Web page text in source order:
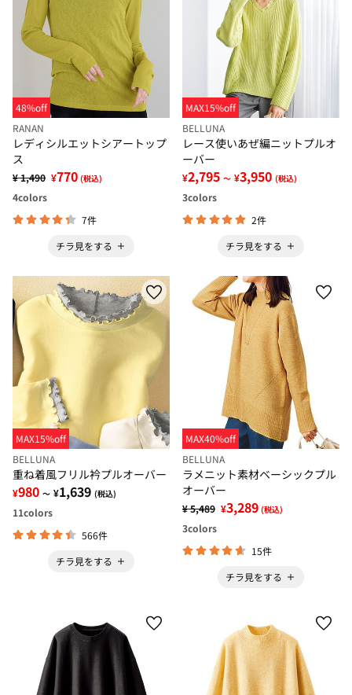
48%off
RANAN
レディシルエットシアートップ
ス
¥ 1,490 ¥770 (税込)
4colors
7件
チラ見をする
MAX15%off
BELLUNA
レース使いあぜ編ニットプルオ
ーバー
¥2,795 ～ ¥3,950 (税込)
3colors
2件
チラ見をする
MAX15%off
BELLUNA
重ね着風フリル衿プルオーバー
¥980 ～ ¥1,639 (税込)
11colors
566件
チラ見をする
MAX40%off
BELLUNA
ラメニット素材ベーシックプル
オーバー
¥ 5,489 ¥3,289 (税込)
3colors
15件
チラ見をする